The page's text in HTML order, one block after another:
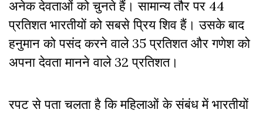
अनेक देवताओं को चुनते हैं। सामान्य तौर पर 44
प्रतिशत भारतीयों को सबसे प्रिय शिव हैं। उसके बाद
हनुमान को पसंद करने वाले 35 प्रतिशत और गणेश को
अपना देवता मानने वाले 32 प्रतिशत।
रपट से पता चलता है कि महिलाओं के संबंध में भारतीयों